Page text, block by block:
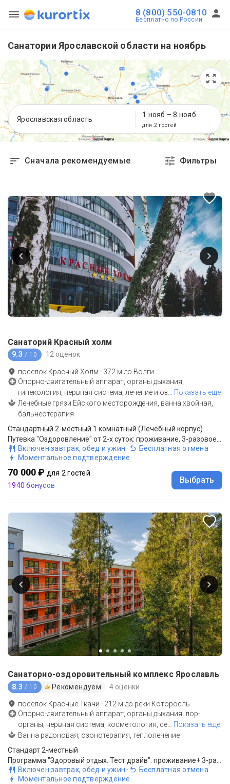
8 (800) 550-0810
Бесплатно по России
Санатории Ярославской области на ноябрь
Ярославская область
1 нояб –8 нояб
для 2 гостей
Сначала рекомендуемые Фильтры
Санаторий Красный холм
9.3 / 10 12 оценок
поселок Красный Холм · 372 м до Волги
Опорно-двигательный аппарат, органы дыхания,
гинекология, нервная система, лечение и оз
Показать еще
Лечебные грязи Ейского месторождения, ванна хвойная,
бальнеотерапия
Стандартный 2-местный 1 комнатный (Лечебный корпус)
Включен завтрак, обед и ужин ·
Бесплатная отмена
Моментальное подтверждение
70 000 ₽ для 2 гостей
1940 бонусов
Выбрать
Санаторно-оздоровительный комплекс Ярославль
8.3 / 10 Рекомендуем 4 оценки
поселок Красные Ткачи · 212 м до реки Которосль
Опорно-двигательный аппарат, органы дыхания, лор-
органы, нервная система, косметология, се… Показать еще
Ванна радоновая, озонотерапия, теплолечение
Стандарт 2-местный
Программа "Здоровый отдых. Тест драйв": проживание+ 3-разовое питание по системе «шведский стол» (санаторное и диетическое меню)+ КОМПЛЕМЕНТАРНО оздоровительные процедуры.
Включен завтрак, обед и ужин ·
Бесплатная отмена
Моментальное подтверждение